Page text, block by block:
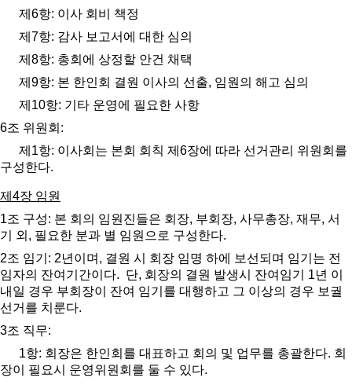
제 6항: 이사 회비 책정
제 7항: 감사 보고서에 대한 심의
제 8항: 총회에 상정할 안건 채택
제 9항: 본 한인회 결원 이사의 선출, 임원의 해고 심의
제 10항: 기타 운영에 필요한 사항
6조 위원회 :
제 1항: 이사회는 본회 회칙 제 6장에 따라 선거관리 위원회를
구성한다.
제 4장 임원
1조 구성: 본 회의 임원진들은 회장, 부회장, 사무총장, 재무, 서
기 외 , 필요한 분과 별 임원으로 구성한다.
2조 임기 : 2년이며 , 결원 시 회장 임명 하에 보선되며 임기는 전
임자의 잔여기간이다. 단, 회장의 결원 발생시 잔여임기 1년 이
내일 경우 부회장이 잔여 임기를 대행하고 그 이상의 경우 보궐
선거를 치룬다.
3조 직무:
1항: 회장은 한인회를 대표하고 회의 및 업무를 총괄한다. 회
장이 필요시 운영위원회를 둘 수 있다.